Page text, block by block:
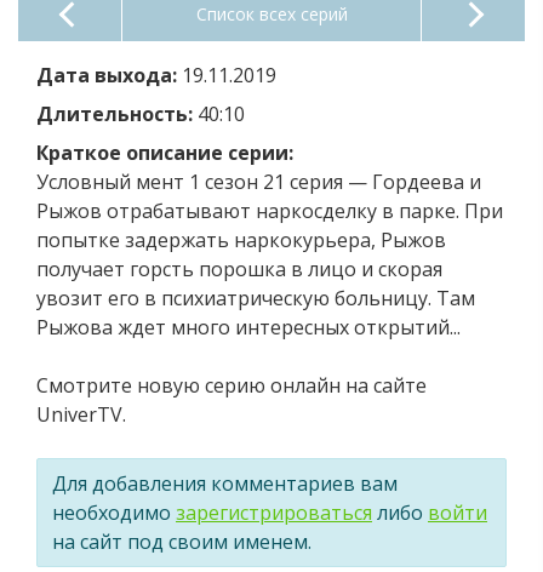
Список всех серий
Дата выхода: 19.11.2019
Длительность: 40:10
Краткое описание серии:
Условный мент 1 сезон 21 серия — Гордеева и
Рыжов отрабатывают наркосделку в парке. При
попытке задержать наркокурьера, Рыжов
получает горсть порошка в лицо и скорая
увозит его в психиатрическую больницу. Там
Рыжова ждет много интересных открытий...
Смотрите новую серию онлайн на сайте
UniverTV.
Для добавления комментариев вам
необходимо зарегистрироваться либо войти
на сайт под своим именем.